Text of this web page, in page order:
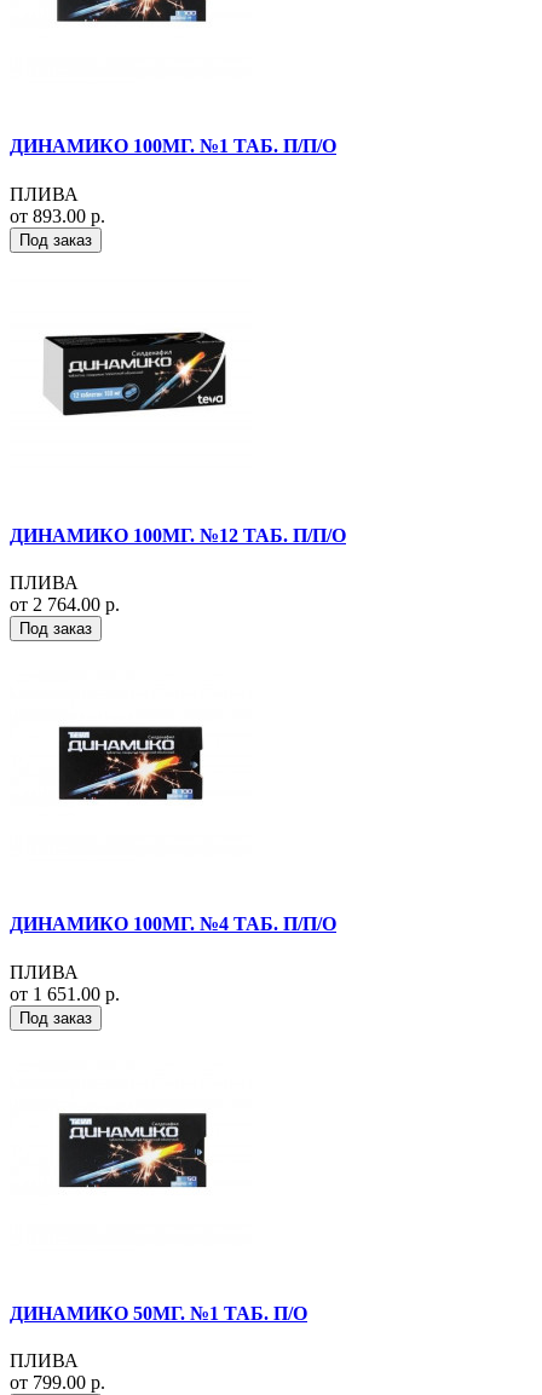
ДИНАМИКО 100МГ. №1 ТАБ. П/П/О
ПЛИВА
от 893.00 р.
Под заказ
ДИНАМИКО 100МГ. №12 ТАБ. П/П/О
ПЛИВА
от 2 764.00 р.
Под заказ
ДИНАМИКО 100МГ. №4 ТАБ. П/П/О
ПЛИВА
от 1 651.00 р.
Под заказ
ДИНАМИКО 50МГ. №1 ТАБ. П/О
ПЛИВА
от 799.00 р.